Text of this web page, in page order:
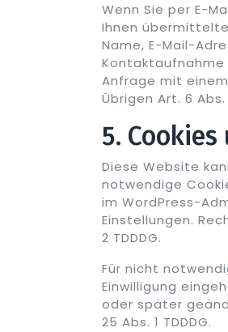
Wenn Sie per E-
Ihnen
Name, E-Mail-
Kontaktaufnahme
Anfrage mit
Übrigen Art. 6 Abs.
5.
Diese Website
notwendige
im WordPress-
Einstellungen.
2 TDDDG.
Für nicht
Einwilligung
oder später
25 Abs. 1 TDDDG.